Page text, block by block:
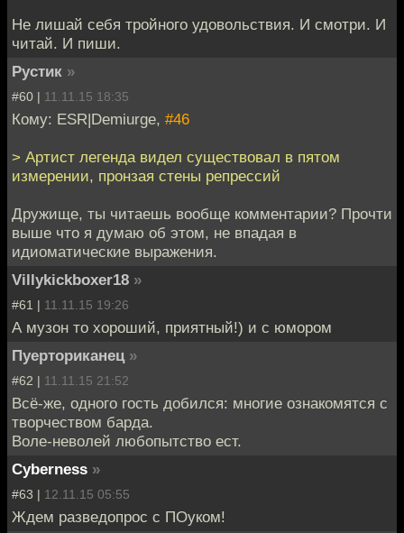
Не лишай себя тройного удовольствия. И смотри. И
читай. И пиши.
Рустик »
#60 | 11.11.15 18:35
Кому: ESR|Demiurge, #46
> Артист легенда видел существовал в пятом
измерении, пронзая стены репрессий
Дружище, ты читаешь вообще комментарии? Прочти
выше что я думаю об этом, не впадая в
идиоматические выражения.
Villykickboxer18 »
#61 | 11.11.15 19:26
А музон то хороший, приятный!) и с юмором
Пуерториканец »
#62 | 11.11.15 21:52
Всё-же, одного гость добился: многие ознакомятся с
творчеством барда.
Воле-неволей любопытство ест.
Cyberness »
#63 | 12.11.15 05:55
Ждем разведопрос с ПОуком!